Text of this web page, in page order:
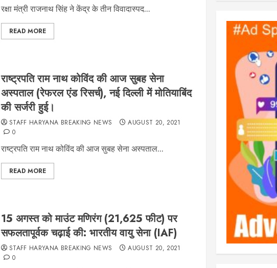
रक्षा मंत्री राजनाथ सिंह ने केंद्र के तीन विवादास्पद...
READ MORE
राष्ट्रपति राम नाथ कोविंद की आज सुबह सेना
अस्पताल (रेफरल एंड रिसर्च), नई दिल्ली में मोतियाबिंद
की सर्जरी हुई।
STAFF HARYANA BREAKING NEWS
AUGUST 20, 2021
0
राष्ट्रपति राम नाथ कोविंद की आज सुबह सेना अस्पताल...
READ MORE
15 अगस्त को माउंट मणिरंग (21,625 फीट) पर
सफलतापूर्वक चढ़ाई की: भारतीय वायु सेना (IAF)
STAFF HARYANA BREAKING NEWS
AUGUST 20, 2021
0